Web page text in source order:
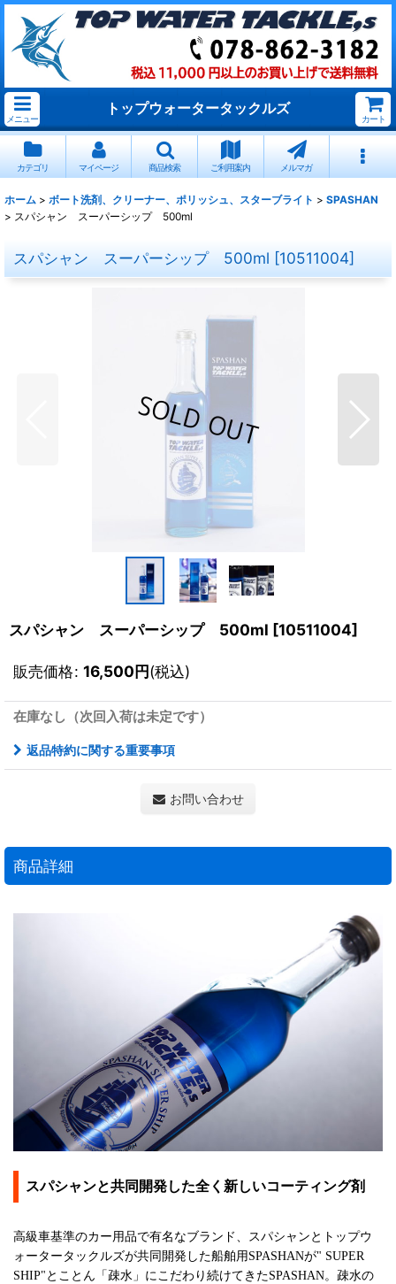
メニュー
トップウォータータックルズ
カート
カテゴリ マイページ 商品検索 ご利用案内 メルマガ
ホーム > ボート洗剤、クリーナー、ポリッシュ、スターブライト > SPASHAN
> スパシャン スーパーシップ 500ml
スパシャン スーパーシップ 500ml [10511004]
スパシャン スーパーシップ 500ml [10511004]
販売価格: 16,500円(税込)
在庫なし（次回入荷は未定です）
返品特約に関する重要事項
お問い合わせ
商品詳細
スパシャンと共同開発した全く新しいコーティング剤
高級車基準のカー用品で有名なブランド、スパシャンとトップウ
ォータータックルズが共同開発した船舶用SPASHANが" SUPER
SHIP"とことん「疎水」にこだわり続けてきたSPASHAN。疎水の